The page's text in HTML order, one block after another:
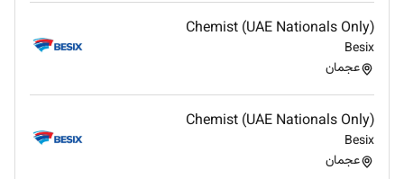
Chemist (UAE Nationals Only)
Besix
عجمان
Chemist (UAE Nationals Only)
Besix
عجمان